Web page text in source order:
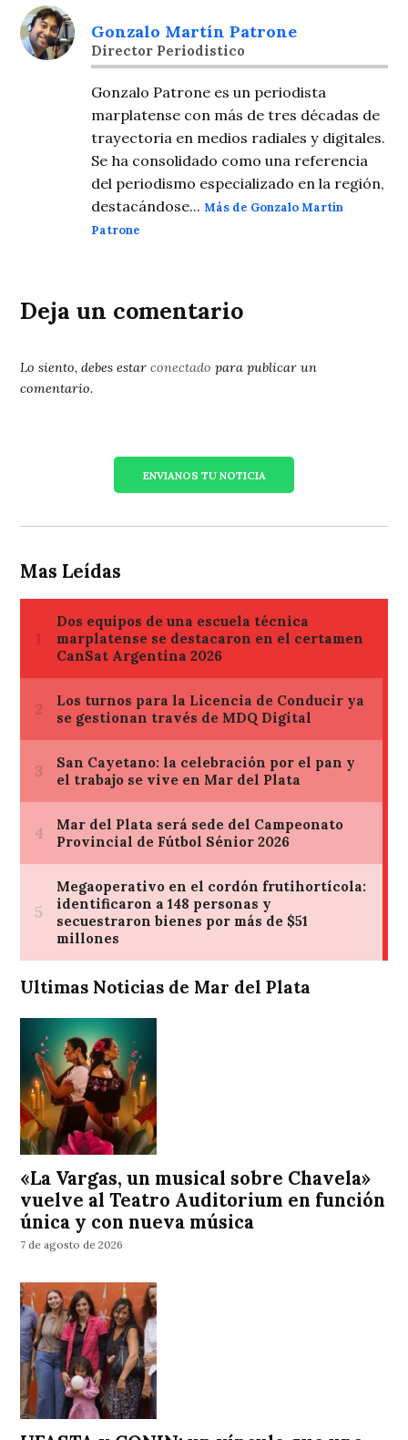
Gonzalo Martín Patrone
Director Periodistico
Gonzalo Patrone es un periodista
marplatense con más de tres décadas de
trayectoria en medios radiales y digitales.
Se ha consolidado como una referencia
del periodismo especializado en la región,
destacándose...Más de Gonzalo Martín
Patrone
Deja un comentario
Lo siento, debes estarconectado para publicar un
comentario.
ENVIANOS TU NOTICIA
Mas Leídas
Ultimas Noticias de Mar del Plata
«La Vargas, un musical sobre Chavela»
vuelve al Teatro Auditorium en función
única y con nueva música
7 de agosto de 2026